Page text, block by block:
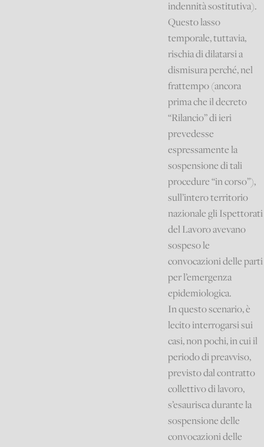
indennità sostitutiva).
Questo lasso
temporale, tuttavia,
rischia di dilatarsi a
dismisura perché, nel
frattempo (ancora
prima che il decreto
“Rilancio” di ieri
prevedesse
espressamente la
sospensione di tali
procedure “in corso”),
sull’intero territorio
nazionale gli Ispettorati
del Lavoro avevano
sospeso le
convocazioni delle parti
per l’emergenza
epidemiologica.
In questo scenario, è
lecito interrogarsi sui
casi, non pochi, in cui il
periodo di preavviso,
previsto dal contratto
collettivo di lavoro,
s’esaurisca durante la
sospensione delle
convocazioni delle